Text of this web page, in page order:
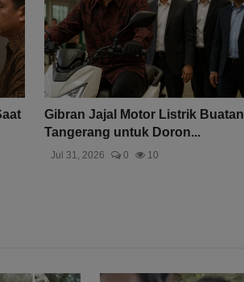
Gibran Jajal Motor Listrik Buatan
Tangerang untuk Doron...
Jul 31, 2026 0 10